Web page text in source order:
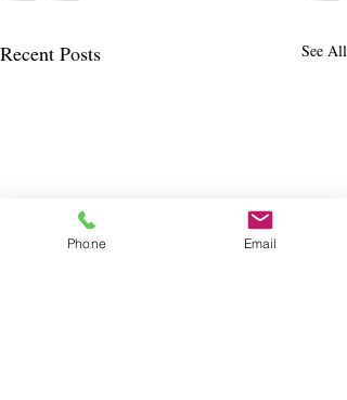
Recent Posts See All
Phone Email